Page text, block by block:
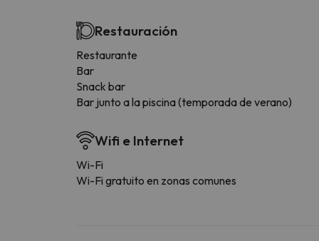
Restauración
Restaurante
Bar
Snack bar
Bar junto a la piscina (temporada de verano)
Wifi e Internet
Wi-Fi
Wi-Fi gratuito en zonas comunes